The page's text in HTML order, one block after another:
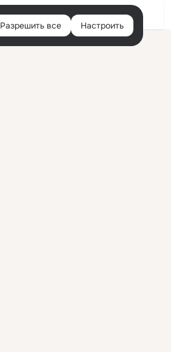
Войти
Разрешить все Настроить